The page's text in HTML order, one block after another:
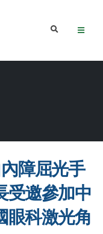
障屈光手
受邀參加中
眼科激光角